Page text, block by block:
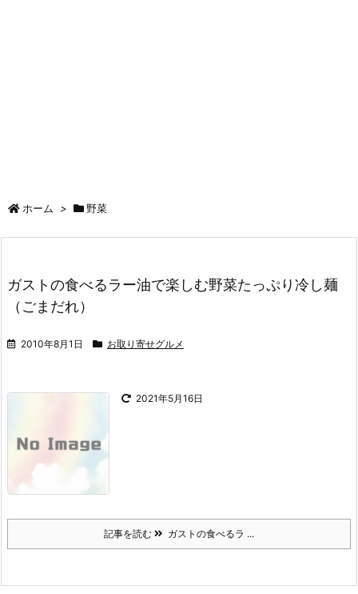
ホーム > 野菜
ガストの食べるラー油で楽しむ野菜たっぷり冷し麺
（ごまだれ）
2010年8月1日 お取り寄せグルメ
2021年5月16日
記事を読む ガストの食べるラ ...